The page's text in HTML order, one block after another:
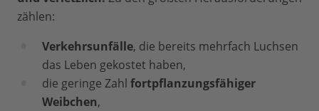
zählen:
Verkehrsunfälle, die bereits mehrfach Luchsen
das Leben gekostet haben,
die geringe Zahl fortpflanzungsfähiger
Weibchen,